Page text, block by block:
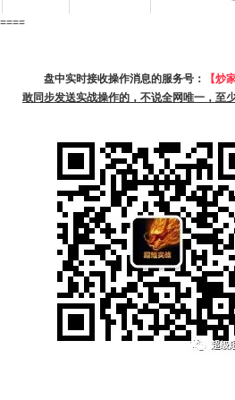
盘中实时接收操作消息的服务号：
【炒
敢同步发送实战操作的，不说全网唯一，至